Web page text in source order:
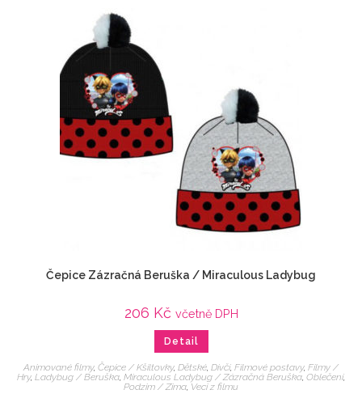
Čepice Zázračná Beruška / Miraculous Ladybug
206 Kč včetně DPH
Detail
Animované filmy, Čepice / Kšiltovky, Dětské, Dívčí, Filmové postavy, Filmy /
Hry, Ladybug / Beruška, Miraculous Ladybug / Zázračná Beruška, Oblečení,
Podzim / Zima, Veci z filmu